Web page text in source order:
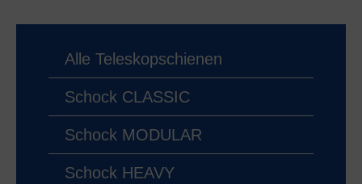
Alle Teleskopschienen
Schock CLASSIC
Schock MODULAR
Schock HEAVY